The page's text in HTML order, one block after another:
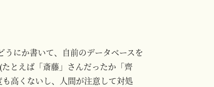
うにか書いて、自前のデータベースを
とえば「斎藤」さんだったか「齊
高くないし、人間が注意して対処